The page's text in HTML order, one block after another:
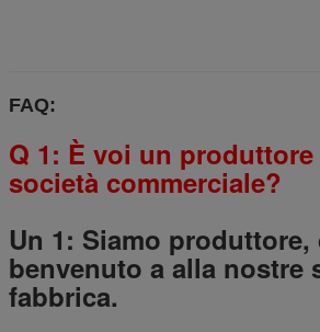
FAQ:
Q 1: È voi un
società commerciale?
Un 1: Siamo
benvenuto a alla nostre
fabbrica.